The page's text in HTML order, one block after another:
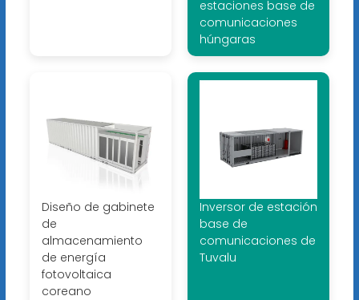
estaciones base de
comunicaciones
húngaras
Diseño de gabinete
de
almacenamiento
de energía
fotovoltaica
coreano
Inversor de estación
base de
comunicaciones de
Tuvalu